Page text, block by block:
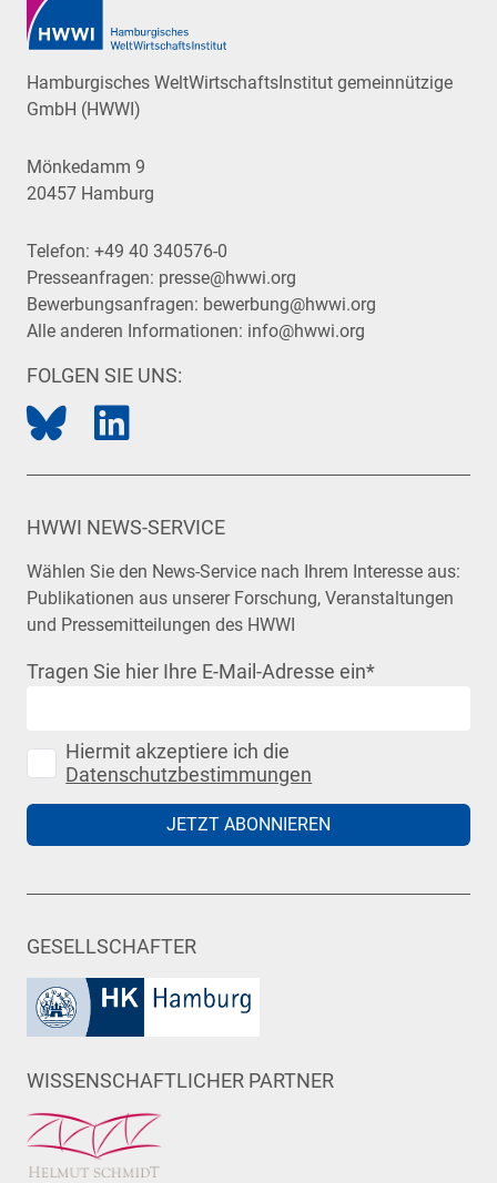
Hamburgisches WeltWirtschaftsInstitut gemeinnützige
GmbH (HWWI)
Mönkedamm 9
20457 Hamburg
Telefon: +49 40 340576-0
Presseanfragen: presse@hwwi.org
Bewerbungsanfragen: bewerbung@hwwi.org
Alle anderen Informationen: info@hwwi.org
FOLGEN SIE UNS:
HWWI NEWS-SERVICE
Wählen Sie den News-Service nach Ihrem Interesse aus:
Publikationen aus unserer Forschung, Veranstaltungen
und Pressemitteilungen des HWWI
Tragen Sie hier Ihre E-Mail-Adresse ein*
Hiermit akzeptiere ich die
Datenschutzbestimmungen
JETZT ABONNIEREN
GESELLSCHAFTER
WISSENSCHAFTLICHER PARTNER